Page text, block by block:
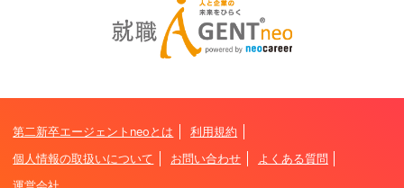
第二新卒エージェントneoとは
利用規約
個人情報の取扱いについて
お問い合わせ
よくある質問